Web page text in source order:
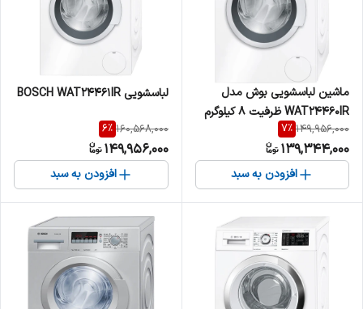
ماشین لباسشویی بوش مدل
WAT24460IR ظرفیت 8 کیلوگرم
149,956,000
7%
139,344,000
افزودن به سبد
لباسشویی BOSCH WAT24461IR
160,568,000
6%
149,956,000
افزودن به سبد